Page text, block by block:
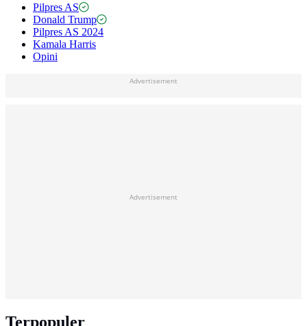
Pilpres AS
Donald Trump
Pilpres AS 2024
Kamala Harris
Opini
Advertisement
Advertisement
Terpopuler